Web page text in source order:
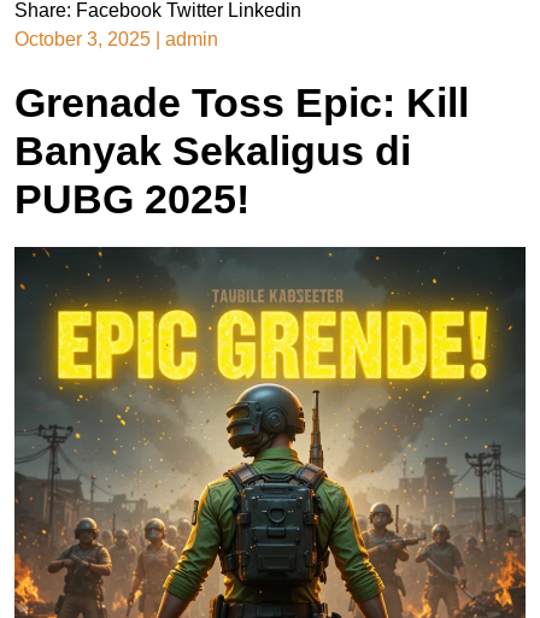
Share: Facebook Twitter Linkedin
October 3, 2025
admin
Grenade Toss Epic: Kill
Banyak Sekaligus di
PUBG 2025!